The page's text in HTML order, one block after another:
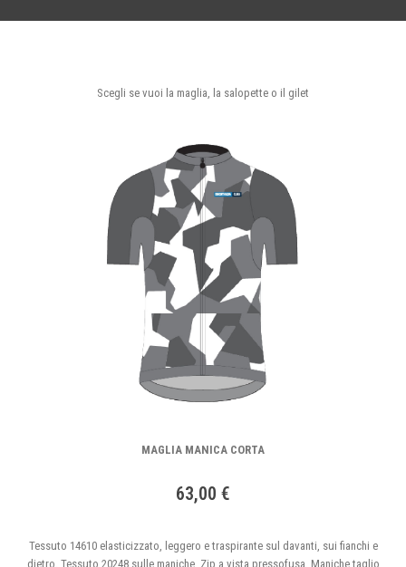
Scegli se vuoi la maglia, la salopette o il gilet
MAGLIA MANICA CORTA
63,00 €
Tessuto 14610 elasticizzato, leggero e traspirante sul davanti, sui fianchi e
dietro. Tessuto 20248 sulle maniche, Zip a vista pressofusa, Maniche taglio